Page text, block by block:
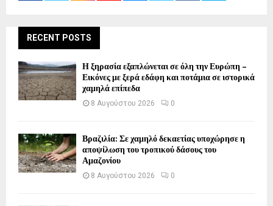
RECENT POSTS
Η ξηρασία εξαπλώνεται σε όλη την Ευρώπη –
Εικόνες με ξερά εδάφη και ποτάμια σε ιστορικά
χαμηλά επίπεδα
8 Αυγούστου 2026 0
Βραζιλία: Σε χαμηλό δεκαετίας υποχώρησε η
αποψίλωση του τροπικού δάσους του
Αμαζονίου
8 Αυγούστου 2026 0